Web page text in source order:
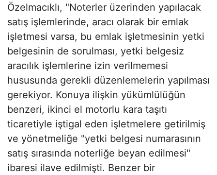
Özelmacıklı, "Noterler üzerinden yapılacak
satış işlemlerinde, aracı olarak bir emlak
işletmesi varsa, bu emlak işletmesinin yetki
belgesinin de sorulması, yetki belgesiz
aracılık işlemlerine izin verilmemesi
hususunda gerekli düzenlemelerin yapılması
gerekiyor. Konuya ilişkin yükümlülüğün
benzeri, ikinci el motorlu kara taşıtı
ticaretiyle iştigal eden işletmelere getirilmiş
ve yönetmeliğe "yetki belgesi numarasının
satış sırasında noterliğe beyan edilmesi"
ibaresi ilave edilmişti. Benzer bir